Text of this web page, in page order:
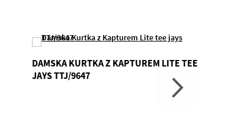
DAMSKA KURTKA Z KAPTUREM LITE TEE
JAYS TTJ/9647